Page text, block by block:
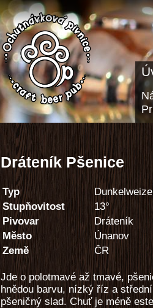
Dráteník Pšenice
Typ
Stupňovitost
13°
Pivovar
Dráteník
Město
Únanov
Země
ČR
Jde o polotmavé až tmavé,
hnědou barvu, nízký říz a
pšeničný slad. Chuť je méně